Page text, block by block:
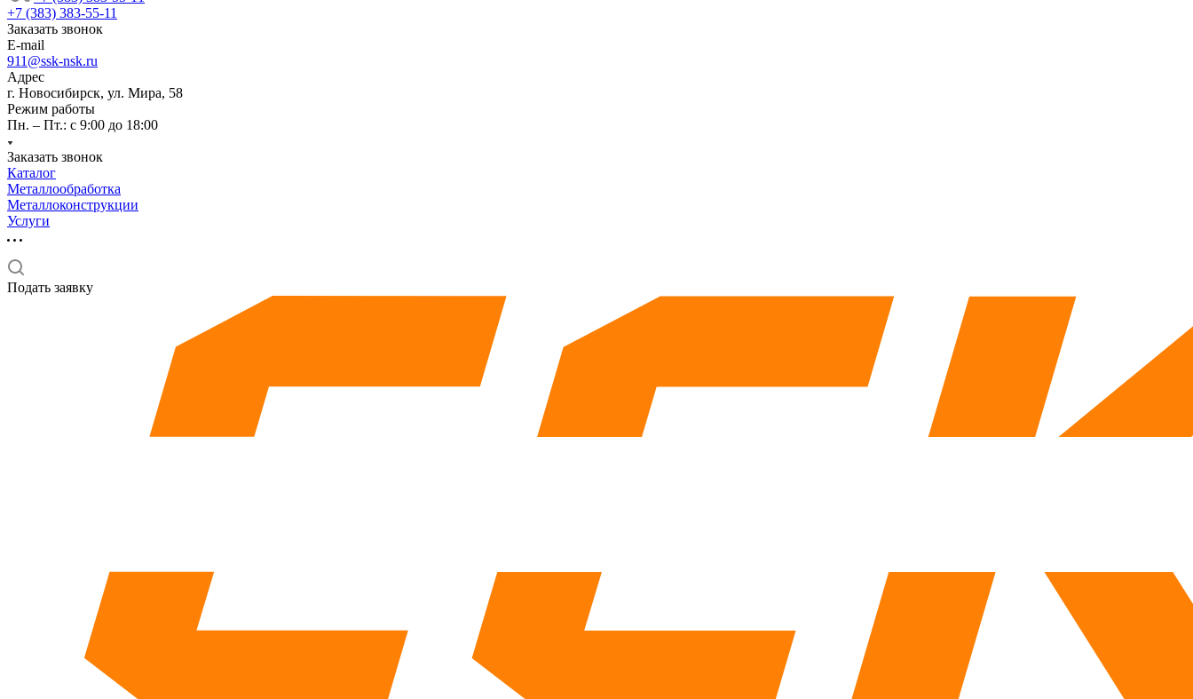
+7 (383) 383-55-11
Заказать звонок
E-mail
911@ssk-nsk.ru
Адрес
г. Новосибирск, ул. Мира, 58
Режим работы
Пн. – Пт.: с 9:00 до 18:00
Заказать звонок
Каталог
Металлообработка
Металлоконструкции
Услуги
Подать заявку